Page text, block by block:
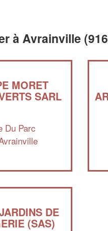
à Avrainville
MORET
SARL
Du Parc
DE
(SAS)